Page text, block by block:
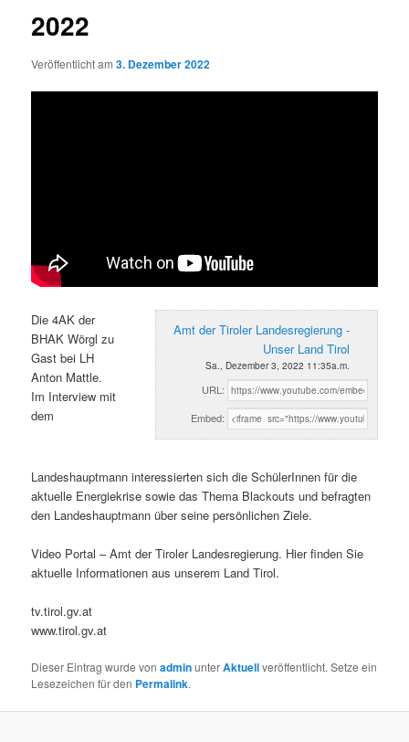
2022
Veröffentlicht am3. Dezember 2022
Amt der Tiroler Landesregierung -
Unser Land Tirol
Sa., Dezember 3, 2022 11:35a.m.
URL:
Embed:
Die 4AK der
BHAK Wörgl zu
Gast bei LH
Anton Mattle.
Im Interview mit
dem
Landeshauptmann interessierten sich die SchülerInnen für die
aktuelle Energiekrise sowie das Thema Blackouts und befragten
den Landeshauptmann über seine persönlichen Ziele.
Video Portal – Amt der Tiroler Landesregierung. Hier finden Sie
aktuelle Informationen aus unserem Land Tirol.
tv.tirol.gv.at
www.tirol.gv.at
Dieser Eintrag wurde vonadminunterAktuellveröffentlicht. Setze ein
Lesezeichen für den Permalink.